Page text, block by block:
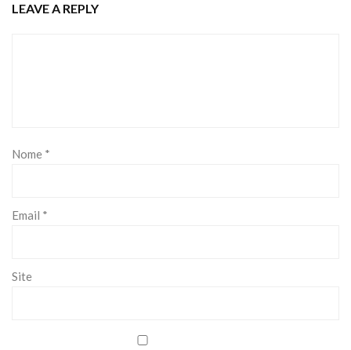
LEAVE A REPLY
Nome *
Email *
Site